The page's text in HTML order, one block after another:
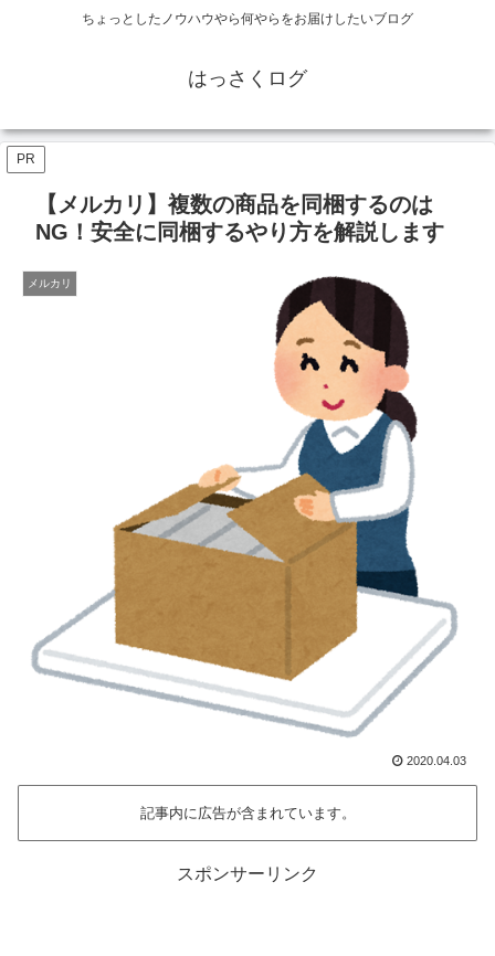
ちょっとしたノウハウやら何やらをお届けしたいブログ
はっさくログ
PR
【メルカリ】複数の商品を同梱するのは
NG！安全に同梱するやり方を解説します
メルカリ
2020.04.03
記事内に広告が含まれています。
スポンサーリンク